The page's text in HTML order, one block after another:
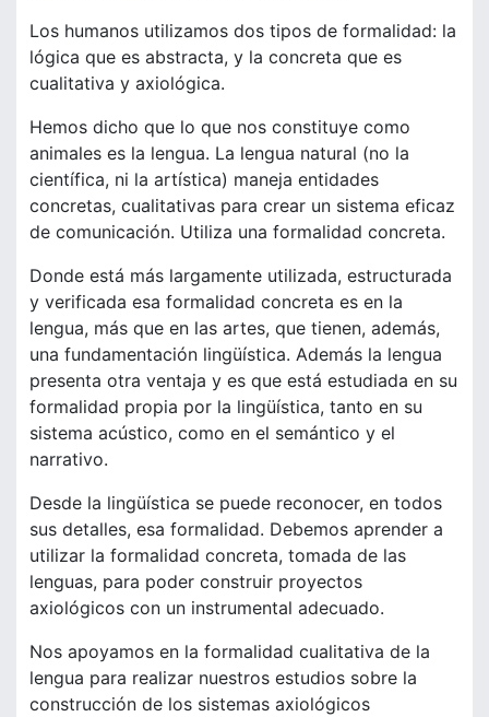
Los humanos utilizamos dos tipos de formalidad: la
lógica que es abstracta, y la concreta que es
cualitativa y axiológica.
Hemos dicho que lo que nos constituye como
animales es la lengua. La lengua natural (no la
científica, ni la artística) maneja entidades
concretas, cualitativas para crear un sistema eficaz
de comunicación. Utiliza una formalidad concreta.
Donde está más largamente utilizada, estructurada
y verificada esa formalidad concreta es en la
lengua, más que en las artes, que tienen, además,
una fundamentación lingüística. Además la lengua
presenta otra ventaja y es que está estudiada en su
formalidad propia por la lingüística, tanto en su
sistema acústico, como en el semántico y el
narrativo.
Desde la lingüística se puede reconocer, en todos
sus detalles, esa formalidad. Debemos aprender a
utilizar la formalidad concreta, tomada de las
lenguas, para poder construir proyectos
axiológicos con un instrumental adecuado.
Nos apoyamos en la formalidad cualitativa de la
lengua para realizar nuestros estudios sobre la
construcción de los sistemas axiológicos